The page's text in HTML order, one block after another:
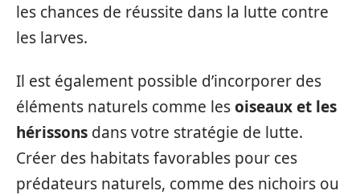
les chances de réussite dans la lutte contre
les larves.
Il est également possible d’incorporer des
éléments naturels comme lesoiseaux et les
hérissons dans votre stratégie de lutte.
Créer des habitats favorables pour ces
prédateurs naturels, comme des nichoirs ou